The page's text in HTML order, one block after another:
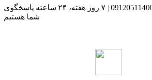
تلفن پشتیبانی | 09120511400 | ۷ روز هفته، ۲۴ ساعته پاسخگوی
شما هستیم